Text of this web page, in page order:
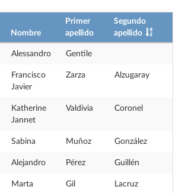
Nombre
Primer
apellido
Segundo
apellido
Alessandro Gentile
Francisco
Javier
Zarza Alzugaray
Katherine
Jannet
Valdivia Coronel
Sabina Muñoz González
Alejandro Pérez Guillén
Marta Gil Lacruz